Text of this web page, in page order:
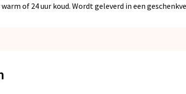
of 24 uur koud. Wordt geleverd in een